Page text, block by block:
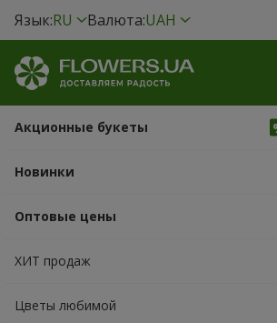
Язык:RU Валюта:UAH
Акционные букеты
Новинки
Оптовые цены
ХИТ продаж
Цветы любимой